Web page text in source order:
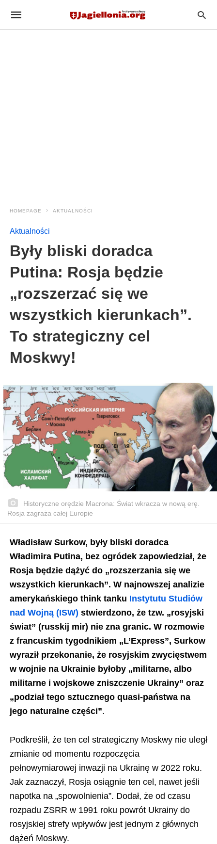
HOMEPAGE AKTUALNOŚCI
Aktualności
Były bliski doradca
Putina: Rosja będzie
„rozszerzać się we
wszystkich kierunkach”.
To strategiczny cel
Moskwy!
Historyczne orędzie Macrona: Świat wkracza w nową erę.
Rosja zagraża całej Europie
Władisław Surkow, były bliski doradca
Władimira Putina, bez ogródek zapowiedział, że
Rosja będzie dążyć do „rozszerzania się we
wszystkich kierunkach”. W najnowszej analizie
amerykańskiego think tanku Instytutu Studiów
nad Wojną (ISW) stwierdzono, że tzw. „rosyjski
świat” (russkij mir) nie zna granic. W rozmowie
z francuskim tygodnikiem „L’Express”, Surkow
wyraził przekonanie, że rosyjskim zwycięstwem
w wojnie na Ukrainie byłoby „militarne, albo
militarne i wojskowe zniszczenie Ukrainy” oraz
„podział tego sztucznego quasi-państwa na
jego naturalne części”.
Podkreślił, że ten cel strategiczny Moskwy nie uległ
zmianie od momentu rozpoczęcia
pełnowymiarowej inwazji na Ukrainę w 2022 roku.
Jak zaznaczył, Rosja osiągnie ten cel, nawet jeśli
napotka na „spowolnienia”. Dodał, że od czasu
rozpadu ZSRR w 1991 roku powrót Ukrainy do
rosyjskiej strefy wpływów jest jednym z głównych
dążeń Moskwy.